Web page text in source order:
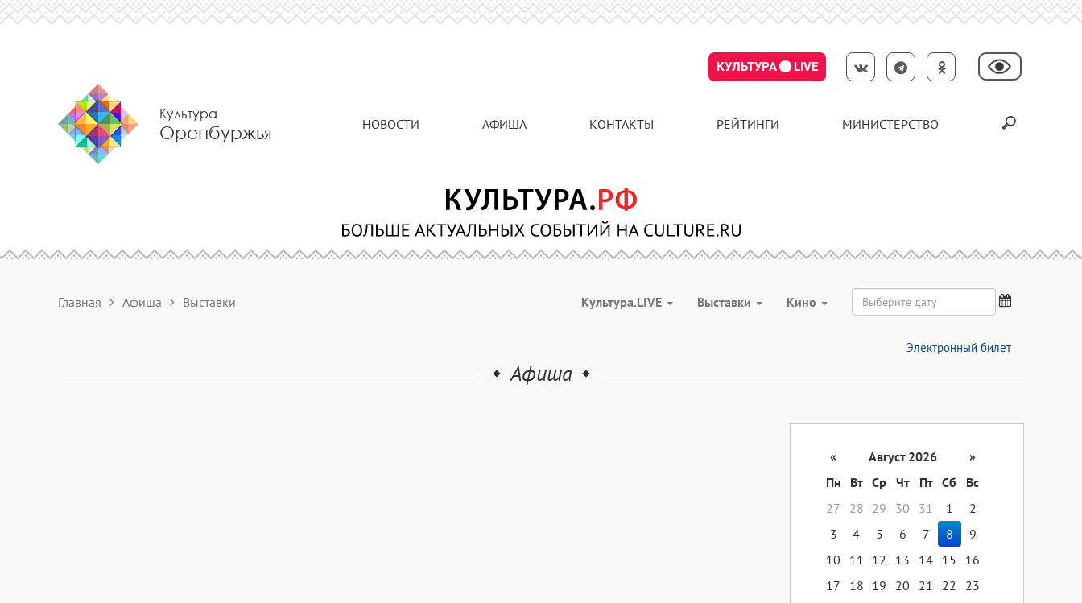
КУЛЬТУРА LIVE
Культура
Оренбуржья НОВОСТИ АФИША КОНТАКТЫ РЕЙТИНГИ МИНИСТЕРСТВО
Главная Афиша Выставки Культура.LIVE Выставки Кино
Электронный билет
Афиша
« Август 2026
»
Пн
Вт Ср Чт Пт Сб
Вс
27
28 29 30 31 1
2
3
4 5 6 7 8
9
10
11 12 13 14 15
16
17
18 19 20 21 22
23